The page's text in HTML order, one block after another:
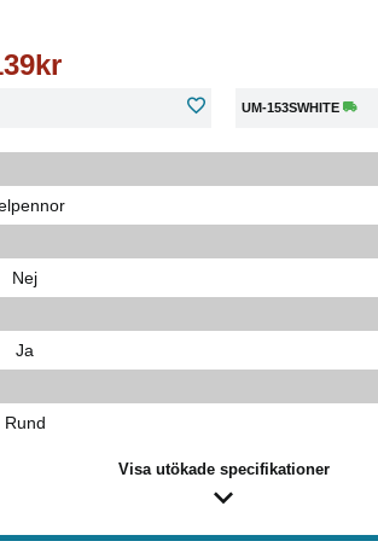
UM-153SWHITE
Nej
Ja
Rund
Visa utökade specifikationer